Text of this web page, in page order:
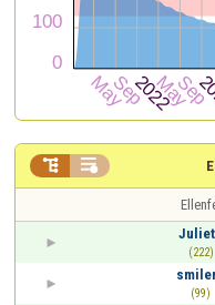
 
(222)
(99)